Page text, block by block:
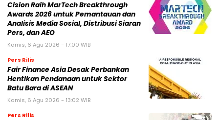
Cision Raih MarTech Breakthrough
Awards 2026 untuk Pemantauan dan
Analisis Media Sosial, Distribusi Siaran
Pers, dan AEO
Kamis, 6 Agu 2026 - 17:00 WIB
Pers Rilis
Fair Finance Asia Desak Perbankan
Hentikan Pendanaan untuk Sektor
Batu Bara di ASEAN
Kamis, 6 Agu 2026 - 13:02 WIB
Pers Rilis